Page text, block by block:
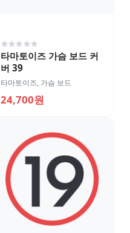
타마토이즈 가슴 보드 커
버 39
타마토이즈, 가슴 보드
24,700원